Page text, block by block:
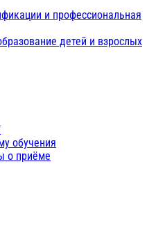
и профессиональная
детей и взрослых
обучения
о приёме